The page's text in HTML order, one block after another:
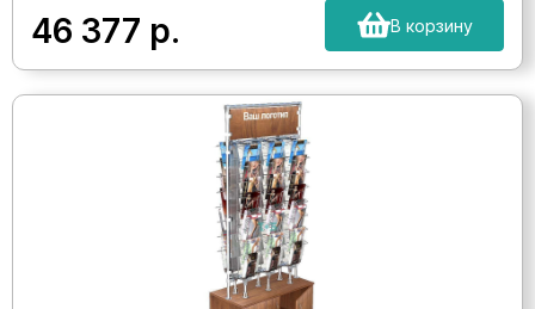
46 377 р. В корзину